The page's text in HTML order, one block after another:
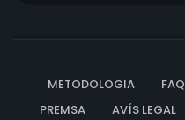
METODOLOGIA FAQ
PREMSA
AVÍS LEGAL